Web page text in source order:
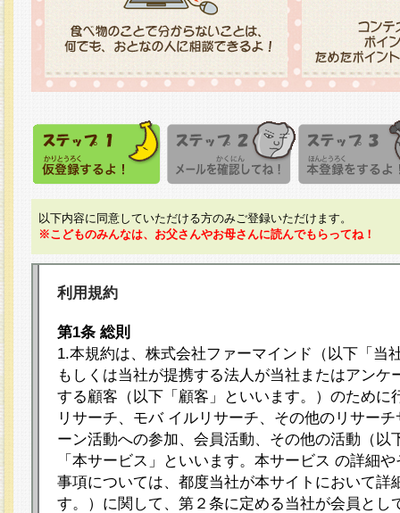
以下内容に同意していただける方のみご登録いただけます。
※こどものみんなは、お父さんやお母さんに読んでもらってね！
利用規約
第1条 総則
1.本規約は、株式会社ファーマインド（以下「当
もしくは当社が提携する法人が当社またはアンケ
する顧客（以下「顧客」といいます。）のために
リサーチ、モバ イルリサーチ、その他のリサー
ーン活動への参加、会員活動、その他の活動（以
「本サービス」といいます。本サービス の詳細
事項については、都度当社が本サイトにおいて詳
す。）に関して、第２条に定める当社が会員とし